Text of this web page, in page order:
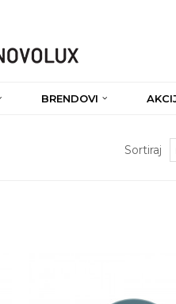
BRENDOVI
Sortiraj